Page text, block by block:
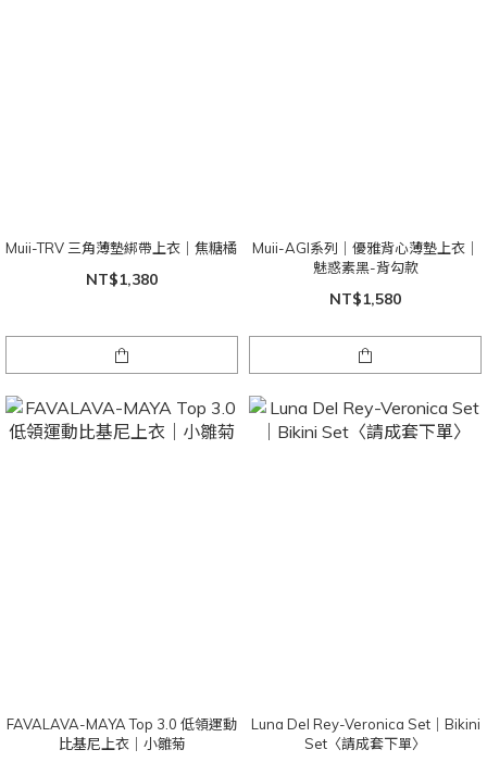
Muii-TRV 三角薄墊綁帶上衣｜焦糖橘
NT$1,380
Muii-AGI系列｜優雅背心薄墊上衣｜
魅惑素黑-背勾款
NT$1,580
FAVALAVA-MAYA Top 3.0 低領運動
比基尼上衣｜小雛菊
Luna Del Rey-Veronica Set｜Bikini
Set〈請成套下單〉